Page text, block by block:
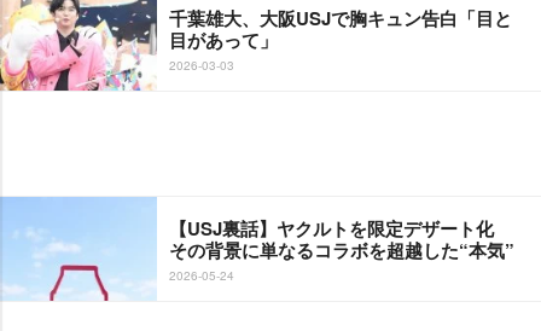
千葉雄大、大阪USJで胸キュン告白「目と
目があって」
2026-03-03
【USJ裏話】ヤクルトを限定デザート化
その背景に単なるコラボを超越した“本気”
2026-05-24